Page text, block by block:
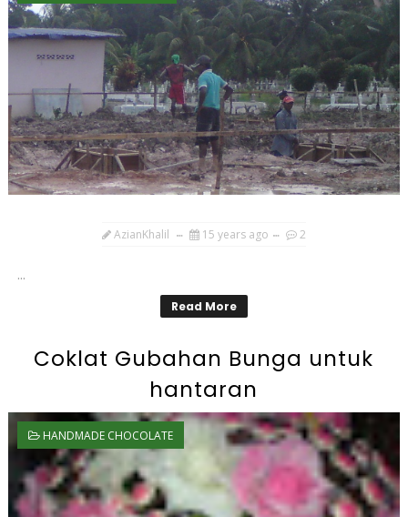
AzianKhalil 15 years ago 2
...
Read More
Coklat Gubahan Bunga untuk
hantaran
HANDMADE CHOCOLATE